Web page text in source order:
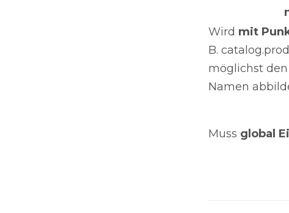
Wird mit
B.
möglichst
Namen
Muss global